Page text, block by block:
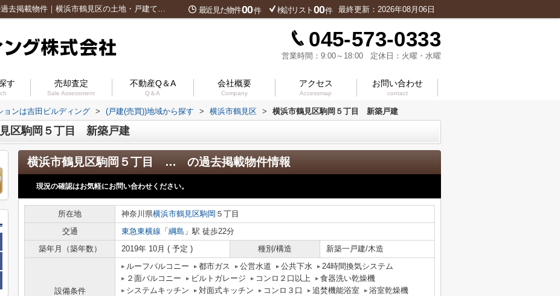
横浜市鶴見区駒岡５丁目 新築戸建の過去掲載物件｜横浜市鶴見区の土地・戸建て・マンションは吉田ビルディング 最近見た物件00件 検討リスト 00件 最終更新：2026年08月06日
045-573-0333
営業時間：9:00～18:00 定休日：火曜・水曜
す 売却査定
Sale Assessment
不動産Q＆A
Q＆A
会社概要
Company
アクセス
Accessmap
お問い合わせ
contact
ョンは吉田ビルディング > (戸建(売買))地域から探す > 横浜市鶴見区 > 横浜市鶴見区駒岡５丁目 新築戸建
区駒岡５丁目 新築戸建
横浜市鶴見区駒岡５丁目 新築戸建 の過去掲載物件情報
現況の確認はお気軽にお問い合わせください。
所在地 神奈川県横浜市鶴見区駒岡 ５丁目
交通
東急東横線 「 綱島 」駅 徒歩22分
築年月（築年数）
2019年 10月 ( 予定 ) 種別/構造 新築一戸建/木造
設備条件
ルーフバルコニー 都市ガス 公営水道 公共下水
24時間換気システム
２面バルコニー
ビルトガレージ コンロ２口以上
食器洗い乾燥機
システムキッチン
対面式キッチン コンロ３口 追焚機能浴室
浴室乾燥機